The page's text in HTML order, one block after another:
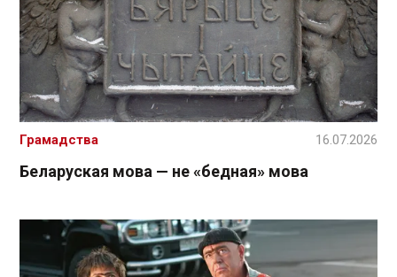
Беларуская мова — не «бедная» мова
Грамадства 16.07.2026